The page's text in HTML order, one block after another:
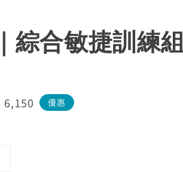
綜合敏捷訓練組
6,150 優惠